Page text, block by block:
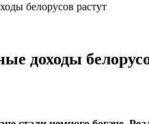
белорусов растут
доходы